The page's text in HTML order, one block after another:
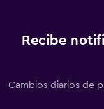
Recibe
Cambios diarios de